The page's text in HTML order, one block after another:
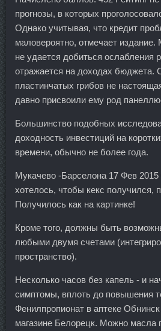
прогнозы, в которых
Однако учитывая, что кредит
маловероятно, отмечает
не удается добиться ослабления
отражается на доходах бюджета.
пластинчатых грибов не
давно присвоили ему род
Большинство подобных
доходность инвестиций на
времени, обычно не более года.
Мукачево -Барселона 17 Фев
хотелось, чтобы кекс получился,
Получилось как на картинке!
Кроме того, должны быть
любыми двумя счетами
пространство).
Несколько часов без капель - и
симптомы, вплоть до повышения
Фенилпропионат в аптеке
магазине Белорецк. Можно масла